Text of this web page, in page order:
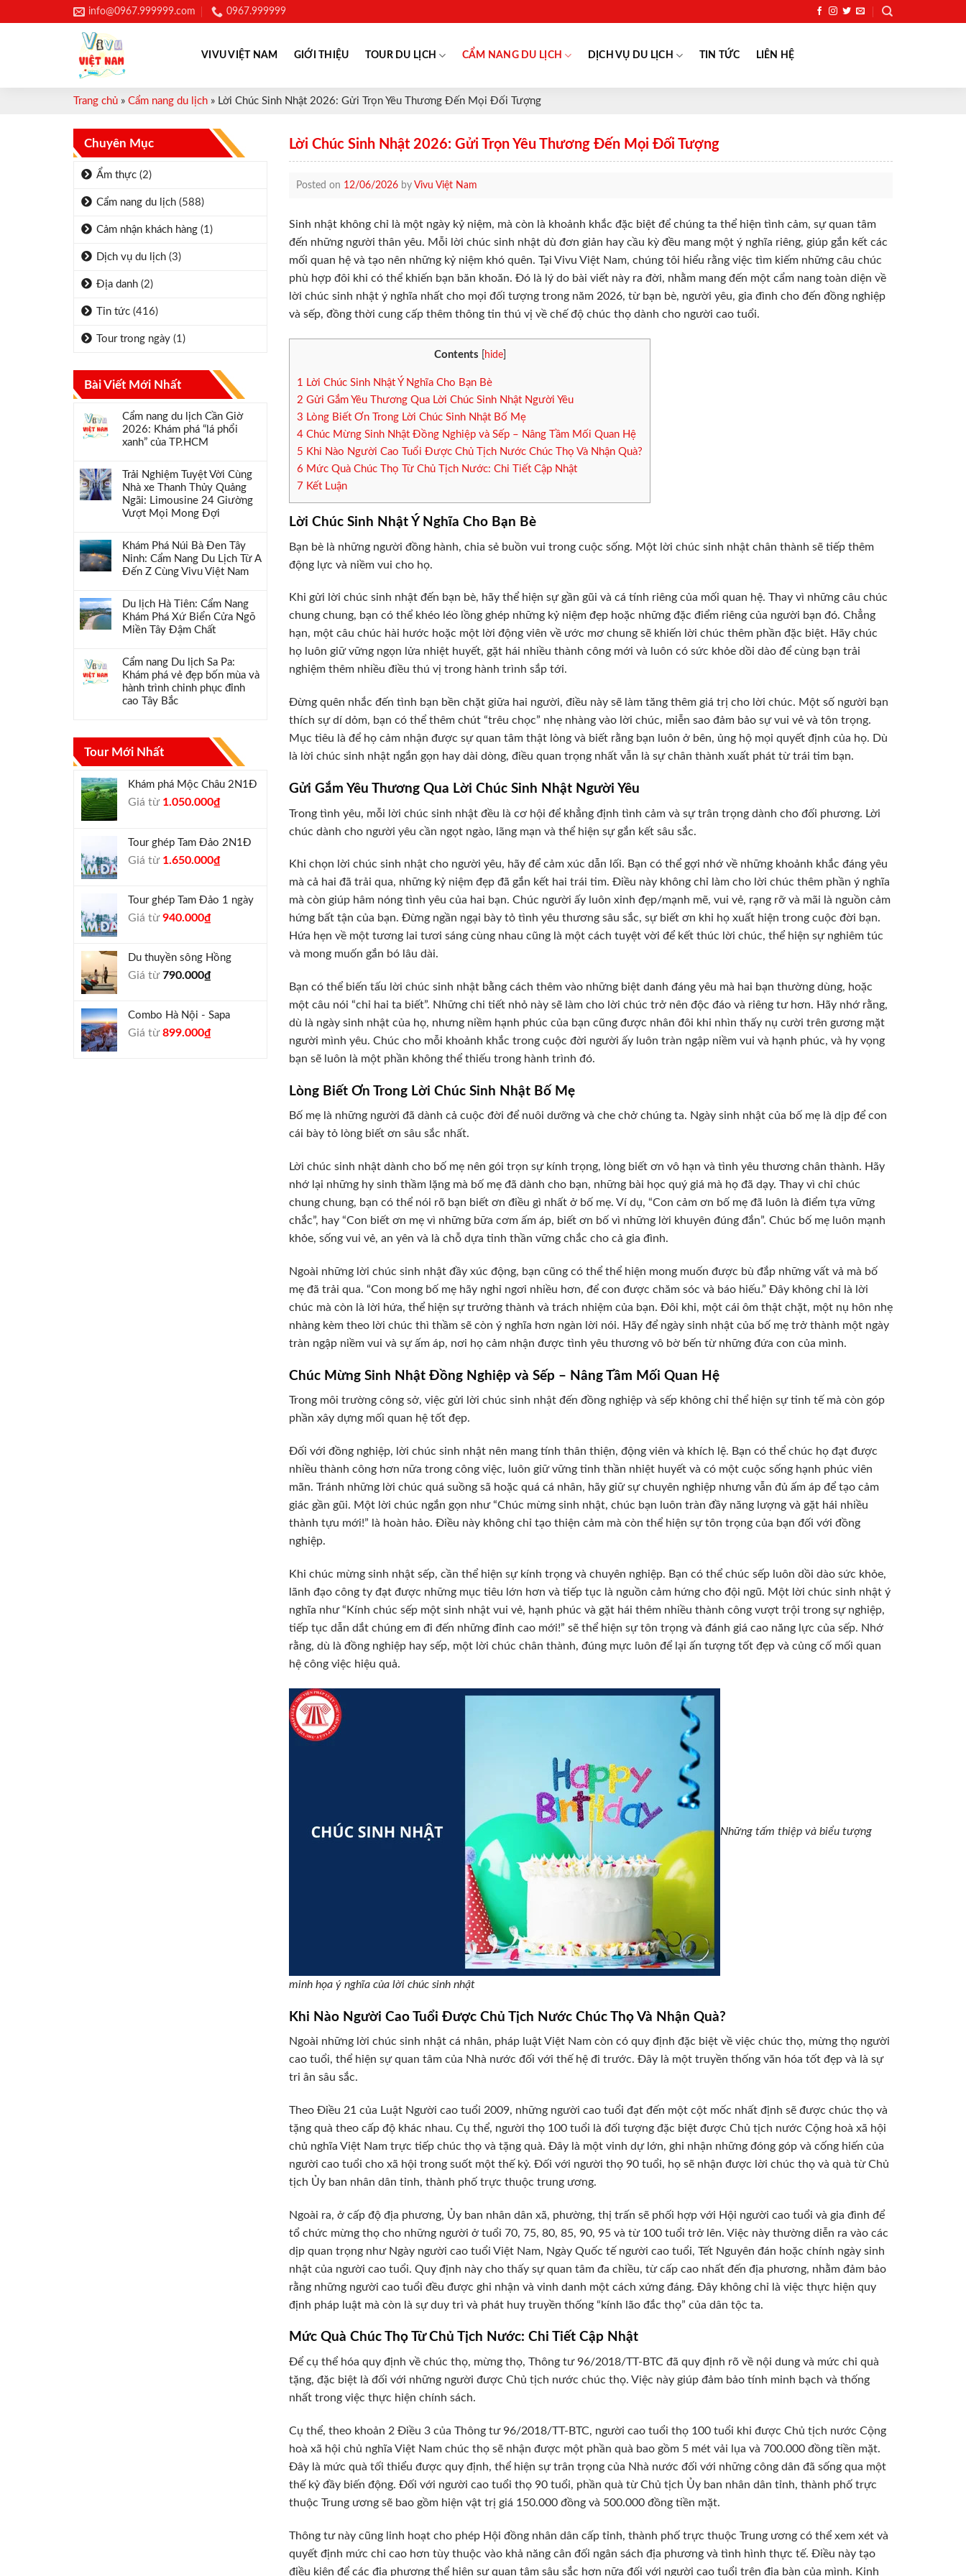
to
info@0967.999999.com 0967.999999
VIVU VIỆT NAM GIỚI THIỆU TOUR DU LỊCH CẨM NANG DU LỊCH DỊCH VỤ DU LỊCH TIN TỨC LIÊN HỆ
Trang chủ » Cẩm nang du lịch » Lời Chúc Sinh Nhật 2026: Gửi Trọn Yêu Thương Đến Mọi Đối Tượng
Chuyên Mục
Ẩm thực (2)
Cẩm nang du lịch (588)
Cảm nhận khách hàng (1)
Dịch vụ du lịch (3)
Địa danh (2)
Tin tức (416)
Tour trong ngày (1)
Bài Viết Mới Nhất
Cẩm nang du lịch Cần Giờ
2026: Khám phá “lá phổi
xanh” của TP.HCM
Trải Nghiệm Tuyệt Vời Cùng
Nhà xe Thanh Thủy Quảng
Ngãi: Limousine 24 Giường
Vượt Mọi Mong Đợi
Khám Phá Núi Bà Đen Tây
Ninh: Cẩm Nang Du Lịch Từ A
Đến Z Cùng Vivu Việt Nam
Du lịch Hà Tiên: Cẩm Nang
Khám Phá Xứ Biển Cửa Ngõ
Miền Tây Đậm Chất
Cẩm nang Du lịch Sa Pa:
Khám phá vẻ đẹp bốn mùa và
hành trình chinh phục đỉnh
cao Tây Bắc
Tour Mới Nhất
Khám phá Mộc Châu 2N1Đ
Giá từ Giá
1.300.000₫.
1.050.000₫Giá
là:
Tour ghép Tam Đảo 2N1Đ
Giá từ Giá
1.800.000₫.
1.650.000₫Giá
là:
Tour ghép Tam Đảo 1 ngày
Giá từGiá
1.000.000₫.
940.000₫Giá
là:
Du thuyền sông Hồng
Giá từ790.000₫
Combo Hà Nội - Sapa
Giá từGiá
899.000₫Giá
Lời Chúc Sinh Nhật 2026: Gửi Trọn Yêu Thương Đến Mọi Đối Tượng
Posted on 12/06/2026 by Vivu Việt Nam
Sinh nhật không chỉ là một ngày kỷ niệm, mà còn là khoảnh khắc đặc biệt để chúng ta thể hiện tình cảm, sự quan tâm
đến những người thân yêu. Mỗi lời chúc sinh nhật dù đơn giản hay cầu kỳ đều mang một ý nghĩa riêng, giúp gắn kết các
mối quan hệ và tạo nên những kỷ niệm khó quên. Tại Vivu Việt Nam, chúng tôi hiểu rằng việc tìm kiếm những câu chúc
phù hợp đôi khi có thể khiến bạn băn khoăn. Đó là lý do bài viết này ra đời, nhằm mang đến một cẩm nang toàn diện về
lời chúc sinh nhật ý nghĩa nhất cho mọi đối tượng trong năm 2026, từ bạn bè, người yêu, gia đình cho đến đồng nghiệp
và sếp, đồng thời cung cấp thêm thông tin thú vị về chế độ chúc thọ dành cho người cao tuổi.
Contents hide]
1 Lời Chúc Sinh Nhật Ý Nghĩa Cho Bạn Bè
2 Gửi Gắm Yêu Thương Qua Lời Chúc Sinh Nhật Người Yêu
3 Lòng Biết Ơn Trong Lời Chúc Sinh Nhật Bố Mẹ
4 Chúc Mừng Sinh Nhật Đồng Nghiệp và Sếp – Nâng Tầm Mối Quan Hệ
5 Khi Nào Người Cao Tuổi Được Chủ Tịch Nước Chúc Thọ Và Nhận Quà?
6 Mức Quà Chúc Thọ Từ Chủ Tịch Nước: Chi Tiết Cập Nhật
7 Kết Luận
Lời Chúc Sinh Nhật Ý Nghĩa Cho Bạn Bè
Bạn bè là những người đồng hành, chia sẻ buồn vui trong cuộc sống. Một lời chúc sinh nhật chân thành sẽ tiếp thêm
động lực và niềm vui cho họ.
Khi gửi lời chúc sinh nhật đến bạn bè, hãy thể hiện sự gần gũi và cá tính riêng của mối quan hệ. Thay vì những câu chúc
chung chung, bạn có thể khéo léo lồng ghép những kỷ niệm đẹp hoặc những đặc điểm riêng của người bạn đó. Chẳng
hạn, một câu chúc hài hước hoặc một lời động viên về ước mơ chung sẽ khiến lời chúc thêm phần đặc biệt. Hãy chúc
họ luôn giữ vững ngọn lửa nhiệt huyết, gặt hái nhiều thành công mới và luôn có sức khỏe dồi dào để cùng bạn trải
nghiệm thêm nhiều điều thú vị trong hành trình sắp tới.
Đừng quên nhắc đến tình bạn bền chặt giữa hai người, điều này sẽ làm tăng thêm giá trị cho lời chúc. Một số người bạn
thích sự dí dỏm, bạn có thể thêm chút “trêu chọc” nhẹ nhàng vào lời chúc, miễn sao đảm bảo sự vui vẻ và tôn trọng.
Mục tiêu là để họ cảm nhận được sự quan tâm thật lòng và biết rằng bạn luôn ở bên, ủng hộ mọi quyết định của họ. Dù
là lời chúc sinh nhật ngắn gọn hay dài dòng, điều quan trọng nhất vẫn là sự chân thành xuất phát từ trái tim bạn.
Gửi Gắm Yêu Thương Qua Lời Chúc Sinh Nhật Người Yêu
Trong tình yêu, mỗi lời chúc sinh nhật đều là cơ hội để khẳng định tình cảm và sự trân trọng dành cho đối phương. Lời
chúc dành cho người yêu cần ngọt ngào, lãng mạn và thể hiện sự gắn kết sâu sắc.
Khi chọn lời chúc sinh nhật cho người yêu, hãy để cảm xúc dẫn lối. Bạn có thể gợi nhớ về những khoảnh khắc đáng yêu
mà cả hai đã trải qua, những kỷ niệm đẹp đã gắn kết hai trái tim. Điều này không chỉ làm cho lời chúc thêm phần ý nghĩa
mà còn giúp hâm nóng tình yêu của hai bạn. Chúc người ấy luôn xinh đẹp/mạnh mẽ, vui vẻ, rạng rỡ và mãi là nguồn cảm
hứng bất tận của bạn. Đừng ngần ngại bày tỏ tình yêu thương sâu sắc, sự biết ơn khi họ xuất hiện trong cuộc đời bạn.
Hứa hẹn về một tương lai tươi sáng cùng nhau cũng là một cách tuyệt vời để kết thúc lời chúc, thể hiện sự nghiêm túc
và mong muốn gắn bó lâu dài.
Bạn có thể biến tấu lời chúc sinh nhật bằng cách thêm vào những biệt danh đáng yêu mà hai bạn thường dùng, hoặc
một câu nói “chỉ hai ta biết”. Những chi tiết nhỏ này sẽ làm cho lời chúc trở nên độc đáo và riêng tư hơn. Hãy nhớ rằng,
dù là ngày sinh nhật của họ, nhưng niềm hạnh phúc của bạn cũng được nhân đôi khi nhìn thấy nụ cười trên gương mặt
người mình yêu. Chúc cho mỗi khoảnh khắc trong cuộc đời người ấy luôn tràn ngập niềm vui và hạnh phúc, và hy vọng
bạn sẽ luôn là một phần không thể thiếu trong hành trình đó.
Lòng Biết Ơn Trong Lời Chúc Sinh Nhật Bố Mẹ
Bố mẹ là những người đã dành cả cuộc đời để nuôi dưỡng và che chở chúng ta. Ngày sinh nhật của bố mẹ là dịp để con
cái bày tỏ lòng biết ơn sâu sắc nhất.
Lời chúc sinh nhật dành cho bố mẹ nên gói trọn sự kính trọng, lòng biết ơn vô hạn và tình yêu thương chân thành. Hãy
nhớ lại những hy sinh thầm lặng mà bố mẹ đã dành cho bạn, những bài học quý giá mà họ đã dạy. Thay vì chỉ chúc
chung chung, bạn có thể nói rõ bạn biết ơn điều gì nhất ở bố mẹ. Ví dụ, “Con cảm ơn bố mẹ đã luôn là điểm tựa vững
chắc”, hay “Con biết ơn mẹ vì những bữa cơm ấm áp, biết ơn bố vì những lời khuyên đúng đắn”. Chúc bố mẹ luôn mạnh
khỏe, sống vui vẻ, an yên và là chỗ dựa tinh thần vững chắc cho cả gia đình.
Ngoài những lời chúc sinh nhật đầy xúc động, bạn cũng có thể thể hiện mong muốn được bù đắp những vất vả mà bố
mẹ đã trải qua. “Con mong bố mẹ hãy nghỉ ngơi nhiều hơn, để con được chăm sóc và báo hiếu.” Đây không chỉ là lời
chúc mà còn là lời hứa, thể hiện sự trưởng thành và trách nhiệm của bạn. Đôi khi, một cái ôm thật chặt, một nụ hôn nhẹ
nhàng kèm theo lời chúc thì thầm sẽ còn ý nghĩa hơn ngàn lời nói. Hãy để ngày sinh nhật của bố mẹ trở thành một ngày
tràn ngập niềm vui và sự ấm áp, nơi họ cảm nhận được tình yêu thương vô bờ bến từ những đứa con của mình.
Chúc Mừng Sinh Nhật Đồng Nghiệp và Sếp – Nâng Tầm Mối Quan Hệ
Trong môi trường công sở, việc gửi lời chúc sinh nhật đến đồng nghiệp và sếp không chỉ thể hiện sự tinh tế mà còn góp
phần xây dựng mối quan hệ tốt đẹp.
Đối với đồng nghiệp, lời chúc sinh nhật nên mang tính thân thiện, động viên và khích lệ. Bạn có thể chúc họ đạt được
nhiều thành công hơn nữa trong công việc, luôn giữ vững tinh thần nhiệt huyết và có một cuộc sống hạnh phúc viên
mãn. Tránh những lời chúc quá suồng sã hoặc quá cá nhân, hãy giữ sự chuyên nghiệp nhưng vẫn đủ ấm áp để tạo cảm
giác gần gũi. Một lời chúc ngắn gọn như “Chúc mừng sinh nhật, chúc bạn luôn tràn đầy năng lượng và gặt hái nhiều
thành tựu mới!” là hoàn hảo. Điều này không chỉ tạo thiện cảm mà còn thể hiện sự tôn trọng của bạn đối với đồng
nghiệp.
Khi chúc mừng sinh nhật sếp, cần thể hiện sự kính trọng và chuyên nghiệp. Bạn có thể chúc sếp luôn dồi dào sức khỏe,
lãnh đạo công ty đạt được những mục tiêu lớn hơn và tiếp tục là nguồn cảm hứng cho đội ngũ. Một lời chúc sinh nhật ý
nghĩa như “Kính chúc sếp một sinh nhật vui vẻ, hạnh phúc và gặt hái thêm nhiều thành công vượt trội trong sự nghiệp,
tiếp tục dẫn dắt chúng em đi đến những đỉnh cao mới!” sẽ thể hiện sự tôn trọng và đánh giá cao năng lực của sếp. Nhớ
rằng, dù là đồng nghiệp hay sếp, một lời chúc chân thành, đúng mực luôn để lại ấn tượng tốt đẹp và củng cố mối quan
hệ công việc hiệu quả.
Những tấm thiệp và biểu tượng
minh họa ý nghĩa của lời chúc sinh nhật
Khi Nào Người Cao Tuổi Được Chủ Tịch Nước Chúc Thọ Và Nhận Quà?
Ngoài những lời chúc sinh nhật cá nhân, pháp luật Việt Nam còn có quy định đặc biệt về việc chúc thọ, mừng thọ người
cao tuổi, thể hiện sự quan tâm của Nhà nước đối với thế hệ đi trước. Đây là một truyền thống văn hóa tốt đẹp và là sự
tri ân sâu sắc.
Theo Điều 21 của Luật Người cao tuổi 2009, những người cao tuổi đạt đến một cột mốc nhất định sẽ được chúc thọ và
tặng quà theo cấp độ khác nhau. Cụ thể, người thọ 100 tuổi là đối tượng đặc biệt được Chủ tịch nước Cộng hoà xã hội
chủ nghĩa Việt Nam trực tiếp chúc thọ và tặng quà. Đây là một vinh dự lớn, ghi nhận những đóng góp và cống hiến của
người cao tuổi cho xã hội trong suốt một thế kỷ. Đối với người thọ 90 tuổi, họ sẽ nhận được lời chúc thọ và quà từ Chủ
tịch Ủy ban nhân dân tỉnh, thành phố trực thuộc trung ương.
Ngoài ra, ở cấp độ địa phương, Ủy ban nhân dân xã, phường, thị trấn sẽ phối hợp với Hội người cao tuổi và gia đình để
tổ chức mừng thọ cho những người ở tuổi 70, 75, 80, 85, 90, 95 và từ 100 tuổi trở lên. Việc này thường diễn ra vào các
dịp quan trọng như Ngày người cao tuổi Việt Nam, Ngày Quốc tế người cao tuổi, Tết Nguyên đán hoặc chính ngày sinh
nhật của người cao tuổi. Quy định này cho thấy sự quan tâm đa chiều, từ cấp cao nhất đến địa phương, nhằm đảm bảo
rằng những người cao tuổi đều được ghi nhận và vinh danh một cách xứng đáng. Đây không chỉ là việc thực hiện quy
định pháp luật mà còn là sự duy trì và phát huy truyền thống “kính lão đắc thọ” của dân tộc ta.
Mức Quà Chúc Thọ Từ Chủ Tịch Nước: Chi Tiết Cập Nhật
Để cụ thể hóa quy định về chúc thọ, mừng thọ, Thông tư 96/2018/TT-BTC đã quy định rõ về nội dung và mức chi quà
tặng, đặc biệt là đối với những người được Chủ tịch nước chúc thọ. Việc này giúp đảm bảo tính minh bạch và thống
nhất trong việc thực hiện chính sách.
Cụ thể, theo khoản 2 Điều 3 của Thông tư 96/2018/TT-BTC, người cao tuổi thọ 100 tuổi khi được Chủ tịch nước Cộng
hoà xã hội chủ nghĩa Việt Nam chúc thọ sẽ nhận được một phần quà bao gồm 5 mét vải lụa và 700.000 đồng tiền mặt.
Đây là mức quà tối thiểu được quy định, thể hiện sự trân trọng của Nhà nước đối với những công dân đã sống qua một
thế kỷ đầy biến động. Đối với người cao tuổi thọ 90 tuổi, phần quà từ Chủ tịch Ủy ban nhân dân tỉnh, thành phố trực
thuộc Trung ương sẽ bao gồm hiện vật trị giá 150.000 đồng và 500.000 đồng tiền mặt.
Thông tư này cũng linh hoạt cho phép Hội đồng nhân dân cấp tỉnh, thành phố trực thuộc Trung ương có thể xem xét và
quyết định mức chi cao hơn tùy thuộc vào khả năng cân đối ngân sách địa phương và tình hình thực tế. Điều này tạo
điều kiện để các địa phương thể hiện sự quan tâm sâu sắc hơn nữa đối với người cao tuổi trên địa bàn của mình. Kinh